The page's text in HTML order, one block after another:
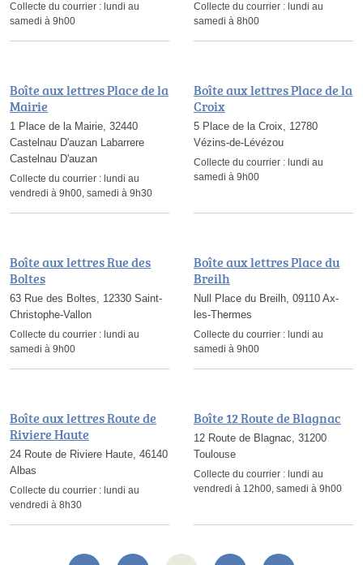
Collecte du courrier : lundi au
samedi à 9h00
Collecte du courrier : lundi au
samedi à 8h00
Boîte aux lettres Place de la
Mairie
1 Place de la Mairie, 32440
Castelnau D'auzan Labarrere
Castelnau D'auzan
Collecte du courrier : lundi au
vendredi à 9h00, samedi à 9h30
Boîte aux lettres Place de la
Croix
5 Place de la Croix, 12780
Vézins-de-Lévézou
Collecte du courrier : lundi au
samedi à 9h00
Boîte aux lettres Rue des
Boltes
63 Rue des Boltes, 12330 Saint-
Christophe-Vallon
Collecte du courrier : lundi au
samedi à 9h00
Boîte aux lettres Place du
Breilh
Null Place du Breilh, 09110 Ax-
les-Thermes
Collecte du courrier : lundi au
samedi à 9h00
Boîte aux lettres Route de
Riviere Haute
24 Route de Riviere Haute, 46140
Albas
Collecte du courrier : lundi au
vendredi à 8h30
Boîte 12 Route de Blagnac
12 Route de Blagnac, 31200
Toulouse
Collecte du courrier : lundi au
vendredi à 12h00, samedi à 9h00